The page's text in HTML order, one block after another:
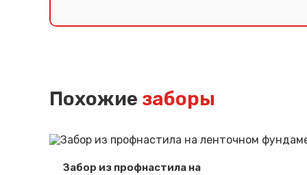
Похожие заборы
Забор из профнастила на